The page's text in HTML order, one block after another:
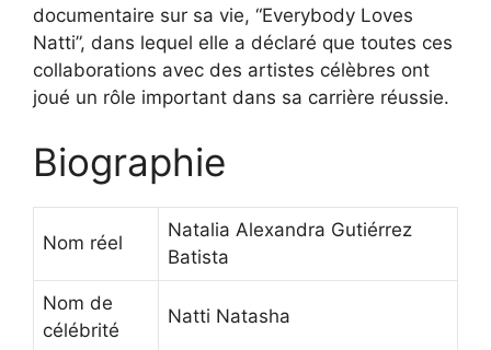
documentaire sur sa vie, “Everybody Loves
Natti”, dans lequel elle a déclaré que toutes ces
collaborations avec des artistes célèbres ont
joué un rôle important dans sa carrière réussie.
Biographie
Nom réel
Natalia Alexandra Gutiérrez
Batista
Nom de
célébrité
Natti Natasha